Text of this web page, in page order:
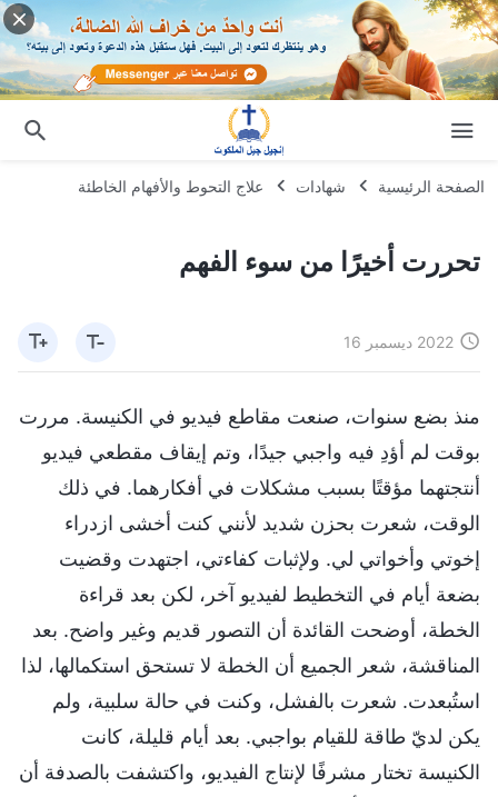
الصفحة الرئيسية شهادات علاج التحوط والأفهام الخاطئة
تحررت أخيرًا من سوء الفهم
2022 ديسمبر 16
منذ بضع سنوات، صنعت مقاطع فيديو في الكنيسة. مررت
بوقت لم أؤدِ فيه واجبي جيدًا، وتم إيقاف مقطعي فيديو
أنتجتهما مؤقتًا بسبب مشكلات في أفكارهما. في ذلك
الوقت، شعرت بحزن شديد لأنني كنت أخشى ازدراء
إخوتي وأخواتي لي. ولإثبات كفاءتي، اجتهدت وقضيت
بضعة أيام في التخطيط لفيديو آخر، لكن بعد قراءة
الخطة، أوضحت القائدة أن التصور قديم وغير واضح. بعد
المناقشة، شعر الجميع أن الخطة لا تستحق استكمالها، لذا
استُبعدت. شعرت بالفشل، وكنت في حالة سلبية، ولم
يكن لديّ طاقة للقيام بواجبي. بعد أيام قليلة، كانت
الكنيسة تختار مشرفًا لإنتاج الفيديو، واكتشفت بالصدفة أن